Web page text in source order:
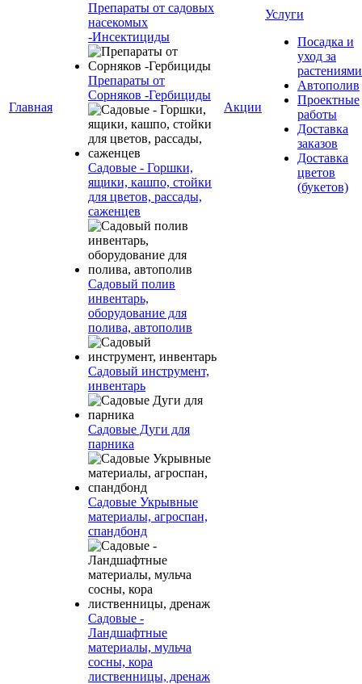
Главная
Препараты от садовых
насекомых
-Инсектициды
Препараты от
Сорняков -Гербициды
Садовые - Горшки,
ящики, кашпо, стойки
для цветов, рассады,
саженцев
Садовый полив
инвентарь,
оборудование для
полива, автополив
Садовый инструмент,
инвентарь
Садовые Дуги для
парника
Садовые Укрывные
материалы, агроспан,
спандбонд
Садовые -
Ландшафтные
материалы, мульча
сосны, кора
лиственницы, дренаж
Акции
Услуги
Посадка и
уход за
растениями
Автополив
Проектные
работы
Доставка
заказов
Доставка
цветов
(букетов)